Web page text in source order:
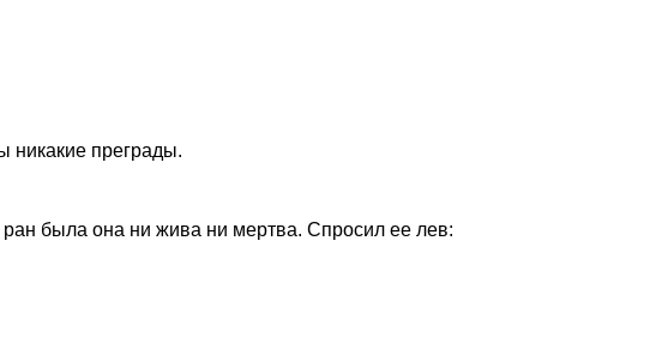
никакие преграды.
была она ни жива ни мертва. Спросил ее лев: